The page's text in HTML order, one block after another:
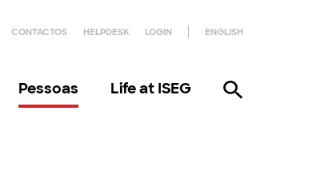
CONTACTOS HELPDESK LOGIN ENGLISH
Pessoas Life at ISEG